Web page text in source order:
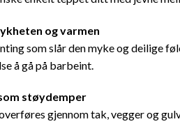
og varmen
som slår den myke og deilige
å gå på barbeint.
støydemper
gjennom tak, vegger og